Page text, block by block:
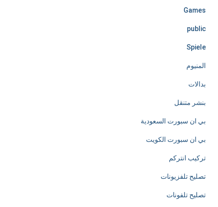
e
e
s
s
y
d
e
d
Games
public
Spiele
المنيوم
بدالات
بنشر متنقل
بي ان سبورت السعودية
بي ان سبورت الكويت
تركيب انتركم
تصليح تلفزيونات
تصليح تلفونات